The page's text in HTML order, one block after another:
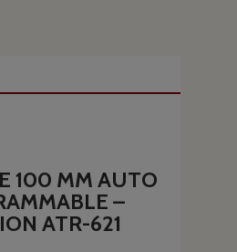
100 MM AUTO
–
ATR-621